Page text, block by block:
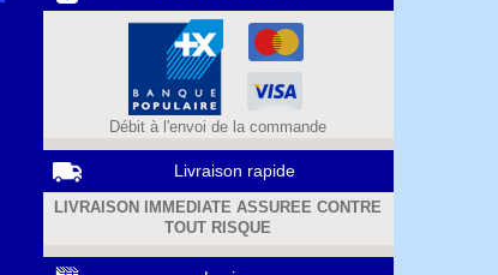
Débit à l'envoi de la commande
Livraison rapide
LIVRAISON IMMEDIATE ASSUREE CONTRE
TOUT RISQUE